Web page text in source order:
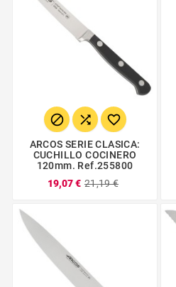
  
ARCOS SERIE CLASICA:
CUCHILLO COCINERO
120mm. Ref.255800
19,07 € 21,19 €